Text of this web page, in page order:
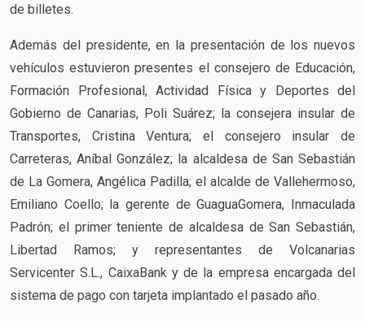
de billetes.
Además del presidente, en la presentación de los nuevos
vehículos estuvieron presentes el consejero de Educación,
Formación Profesional, Actividad Física y Deportes del
Gobierno de Canarias, Poli Suárez; la consejera insular de
Transportes, Cristina Ventura; el consejero insular de
Carreteras, Aníbal González; la alcaldesa de San Sebastián
de La Gomera, Angélica Padilla; el alcalde de Vallehermoso,
Emiliano Coello; la gerente de GuaguaGomera, Inmaculada
Padrón; el primer teniente de alcaldesa de San Sebastián,
Libertad Ramos; y representantes de Volcanarias
Servicenter S.L., CaixaBank y de la empresa encargada del
sistema de pago con tarjeta implantado el pasado año.